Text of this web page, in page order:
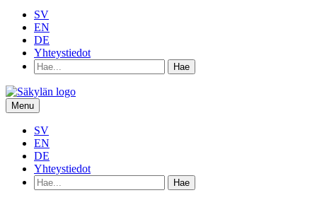
SV
EN
DE
Yhteystiedot
Hae
hakusanalla:
Menu
SV
EN
DE
Yhteystiedot
Hae
hakusanalla: